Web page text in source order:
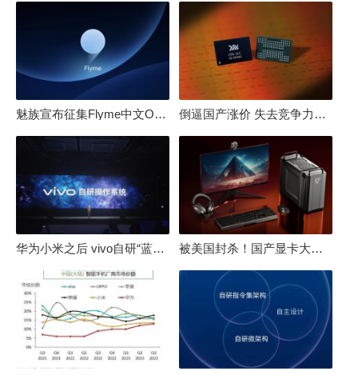
魅族宣布征集Flyme中文OS名：要像鸿蒙、澎湃一样响亮 倒逼国产涨价 失去竞争力！三星要减产50%：SSD必须涨价
华为小米之后 vivo自研“蓝河”操作系统重磅发布 被美国封杀！国产显卡大厂：中国GPU不存在至暗时刻